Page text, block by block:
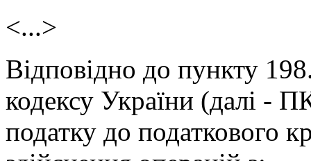
<...>
Відповідно до пункту
кодексу України (далі -
податку до податкового